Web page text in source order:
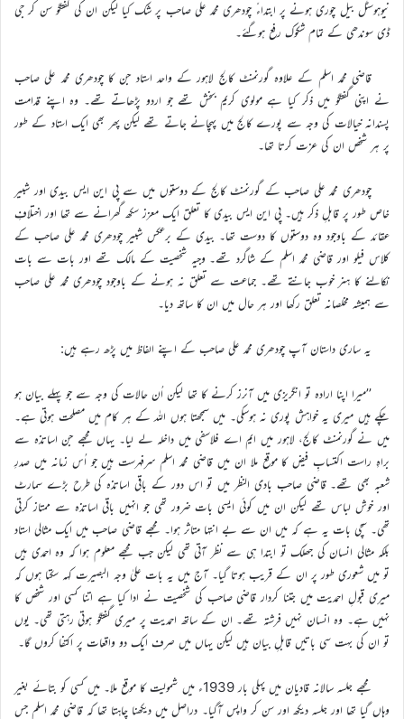
نیوہوسٹل بیل چوری ہونے پر ابتداءً چودھری محمد علی صاحب پر شک کیا لیکن ان کی گفتگو سن کر جی
ڈی سوندھی کے تمام شکوک رفع ہوگئے۔
قاضی محمد اسلم کے علاوہ گورنمنٹ کالج لاہور کے واحد استاد جن کا چودھری محمد علی صاحب
نے اپنی گفتگو میں ذکر کیا ہے مولوی کریم بخش تھے جو اردو پڑھاتے تھے۔ وہ اپنے قدامت
پسندانہ خیالات کی وجہ سے پورے کالج میں پہچانے جاتے تھے لیکن پھر بھی ایک استاد کے طور
پر ہر شخص ان کی عزت کرتا تھا۔
چودھری محمد علی صاحب کے گورنمنٹ کالج کے دوستوں میں سے پی این ایس بیدی اور شبیر
خاص طور پر قابلِ ذکر ہیں۔ پی این ایس بیدی کا تعلق ایک معزز سکھ گھرانے سے تھا اور اختلافِ
عقائد کے باوجود وہ دوستوں کا دوست تھا۔ بیدی کے برعکس شبیر چودھری محمد علی صاحب کے
کلاس فیلو اور قاضی محمد اسلم کے شاگرد تھے۔ وجیہ شخصیت کے مالک تھے اور بات سے بات
نکالنے کا ہنر خوب جانتے تھے۔ جماعت سے تعلق نہ ہونے کے باوجود چودھری محمد علی صاحب
سے ہمیشہ مخلصانہ تعلق رکھا اور ہر حال میں ان کا ساتھ دیا۔
یہ ساری داستان آپ چودھری محمد علی صاحب کے اپنے الفاظ میں پڑھ رہے ہیں:
’’میرا اپنا ارادہ تو انگریزی میں آنرز کرنے کا تھا لیکن اُن حالات کی وجہ سے جو پہلے بیان ہو
چکے ہیں میری یہ خواہش پوری نہ ہوسکی۔ میں سمجھتا ہوں اللہ کے ہر کام میں مصلحت ہوتی ہے۔
میں نے گورنمنٹ کالج، لاہور میں ایم اے فلاسفی میں داخلہ لے لیا۔ یہاں مجھے جن اساتذہ سے
براہِ راست اکتسابِ فیض کا موقع ملا ان میں قاضی محمد اسلم سرفہرست ہیں جو اُس زمانہ میں صدرِ
شعبہ بھی تھے۔ قاضی صاحب بادی النظر میں تو اس دور کے باقی اساتذہ کی طرح بڑے سمارٹ
اور خوش لباس تھے لیکن ان میں کوئی ایسی بات ضرور تھی جو انہیں باقی اساتذہ سے ممتاز کرتی
تھی۔ سچی بات یہ ہے کہ میں ان سے بے انتہا متاثر ہوا۔ مجھے قاضی صاحب میں ایک مثالی استاد
بلکہ مثالی انسان کی جھلک تو ابتدا ہی سے نظر آتی تھی لیکن جب مجھے معلوم ہوا کہ وہ احمدی ہیں
تو میں شعوری طور پر ان کے قریب ہوتا گیا۔ آج میں یہ بات علیٰ وجہ البصیرت کہہ سکتا ہوں کہ
میری قبولِ احمدیت میں جتنا کردار قاضی صاحب کی شخصیت نے ادا کیا ہے اتنا کسی اور شخص کا
نہیں ہے۔ وہ انسان نہیں فرشتہ تھے۔ ان کے ساتھ احمدیت پر میری گفتگو ہوتی رہتی تھی۔ یوں
تو ان کی بہت سی باتیں قابلِ بیان ہیں لیکن یہاں میں صرف ایک دو واقعات پر اکتفا کروں گا۔
مجھے جلسہ سالانہ قادیان میں پہلی بار 1939ء میں شمولیت کا موقع ملا۔ میں کسی کو بتائے بغیر
وہاں گیا تھا اور جلسہ دیکھ اور سن کر واپس آگیا۔ دراصل میں دیکھنا چاہتا تھا کہ قاضی محمد اسلم جس